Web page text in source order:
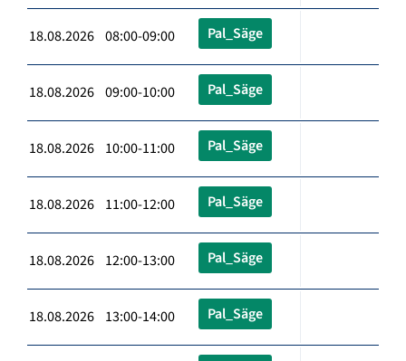
18.08.2026 08:00-09:00 Pal_Säge
18.08.2026 09:00-10:00 Pal_Säge
18.08.2026 10:00-11:00 Pal_Säge
18.08.2026 11:00-12:00 Pal_Säge
18.08.2026 12:00-13:00 Pal_Säge
18.08.2026 13:00-14:00 Pal_Säge